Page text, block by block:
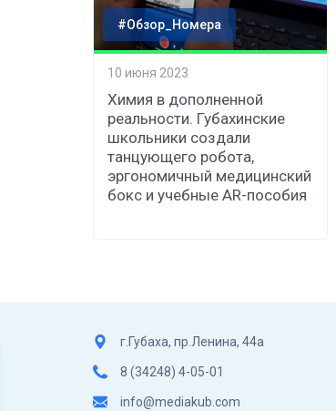
#Обзор_Номера
10 июня 2023
Химия в дополненной
реальности. Губахинские
школьники создали
танцующего робота,
эргономичный медицинский
бокс и учебные AR-пособия
г.Губаха, пр.Ленина, 44а
8 (34248) 4-05-01
info@mediakub.com